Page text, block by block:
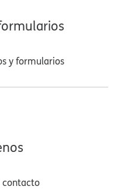
y formularios​​
contacto​​